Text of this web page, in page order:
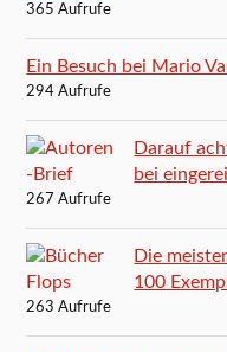
365 Aufrufe
Ein Besuch bei Mario
294 Aufrufe
Darauf
bei
267 Aufrufe
Die
100
263 Aufrufe